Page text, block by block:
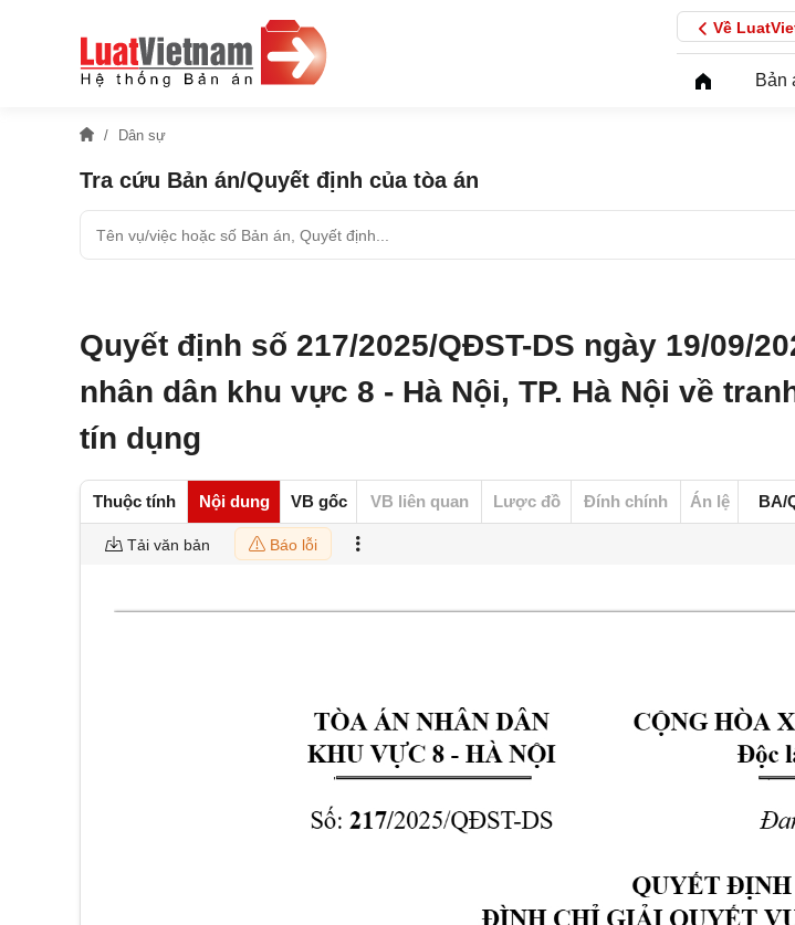
Về
Bản
Dân sự
Tra cứu Bản án/Quyết định của tòa án
Quyết định số 217/2025/QĐST-DS ngày 19/09/
nhân dân khu vực 8 - Hà Nội, TP. Hà Nội về
tín dụng
Thuộc tính Nội dung VB gốc VB liên quan Lược đồ Đính chính Án lệ BA/
Tải văn bản Báo lỗi